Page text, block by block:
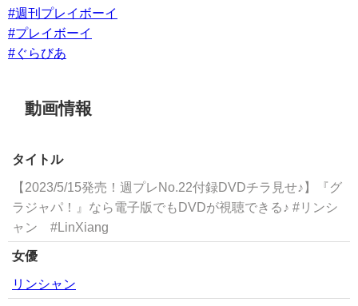
#週刊プレイボーイ
#プレイボーイ
#ぐらびあ
動画情報
タイトル
【2023/5/15発売！週プレNo.22付録DVDチラ見せ♪】『グ
ラジャパ！』なら電子版でもDVDが視聴できる♪ #リンシ
ャン #LinXiang
女優
リンシャン